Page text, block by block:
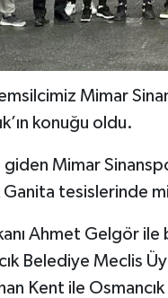
Mimar
konuğu oldu.
Mimar
Ganita tesislerinde
Ahmet Gelgör ile
Belediye Meclis
Kent ile